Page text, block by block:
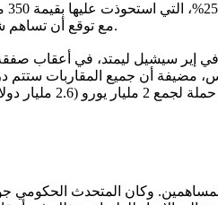
مع توقع أن تساهم شركة النقل الاقتصادية الألمانية بنسبة 50 مليون دولار في الأرباح.
تصريحات هوغان، إن ثمة اهتماما قويا بحصتها البالغة